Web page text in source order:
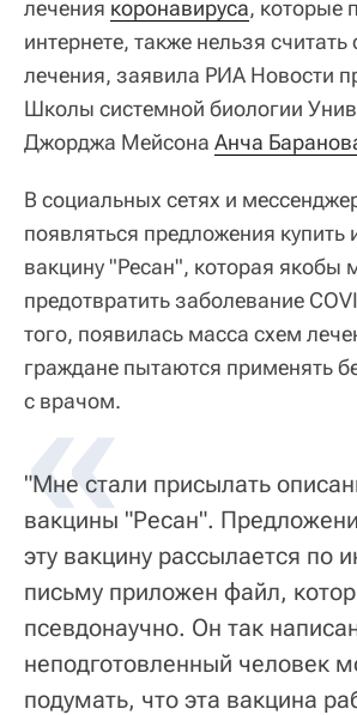
лечения коронавируса, которые
интернете, также нельзя
лечения, заявила РИА Новости
Школы системной биологии
Джорджа Мейсона Анча
В социальных сетях и
появляться предложения купить
вакцину "Ресан", которая якобы
предотвратить заболевание
того, появилась масса схем
граждане пытаются применять
с врачом.
«
"Мне стали присылать
вакцины "Ресан".
эту вакцину рассылается по
письму приложен файл,
псевдонаучно. Он так
неподготовленный человек
подумать, что эта вакцина